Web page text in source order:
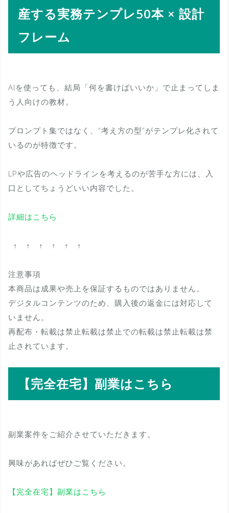
産する実務テンプレ50本 × 設計
フレーム
AIを使っても、結局「何を書けばいいか」で止まってしま
う人向けの教材。
プロンプト集ではなく、“考え方の型”がテンプレ化されて
いるのが特徴です。
LPや広告のヘッドラインを考えるのが苦手な方には、入
口としてちょうどいい内容でした。
詳細はこちら
↑ ↑ ↑ ↑ ↑ ↑
注意事項
本商品は成果や売上を保証するものではありません。
デジタルコンテンツのため、購入後の返金には対応して
いません。
再配布・転載は禁止転載は禁止での転載は禁止転載は禁
止されています。
【完全在宅】副業はこちら
副業案件をご紹介させていただきます。
興味があればぜひご覧ください。
【完全在宅】副業はこちら